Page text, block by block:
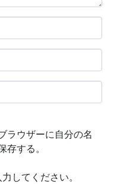
ラウザーに自分の名
する。
してください。